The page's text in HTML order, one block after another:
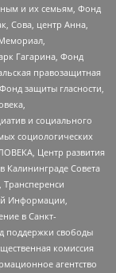
и их семьям, Фонд
Сова, центр Анна,
Гагарина, Фонд
правозащитная
защиты гласности,
и социального
социологических
Центр развития
Калининграде Совета
Трансперенси
Информации,
в Санкт-
поддержки свободы
комиссия
агентство